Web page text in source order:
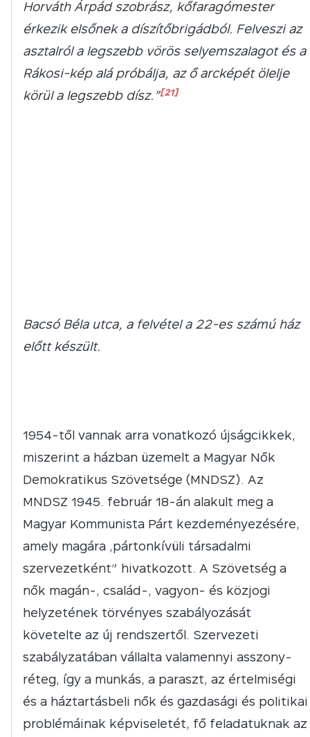
Horváth Árpád szobrász, kőfaragómester
érkezik elsőnek a díszítőbrigádból. Felveszi az
asztalról a legszebb vörös selyemszalagot és a
Rákosi-kép alá próbálja, az ő arcképét ölelje
körül a legszebb dísz.”[21]
Bacsó Béla utca, a felvétel a 22-es számú ház
előtt készült.
1954-től vannak arra vonatkozó újságcikkek,
miszerint a házban üzemelt a Magyar Nők
Demokratikus Szövetsége (MNDSZ). Az
MNDSZ 1945. február 18-án alakult meg a
Magyar Kommunista Párt kezdeményezésére,
amely magára „pártonkívüli társadalmi
szervezetként” hivatkozott. A Szövetség a
nők magán-, család-, vagyon- és közjogi
helyzetének törvényes szabályozását
követelte az új rendszertől. Szervezeti
szabályzatában vállalta valamennyi asszony-
réteg, így a munkás, a paraszt, az értelmiségi
és a háztartásbeli nők és gazdasági és politikai
problémáinak képviseletét, fő feladatuknak az